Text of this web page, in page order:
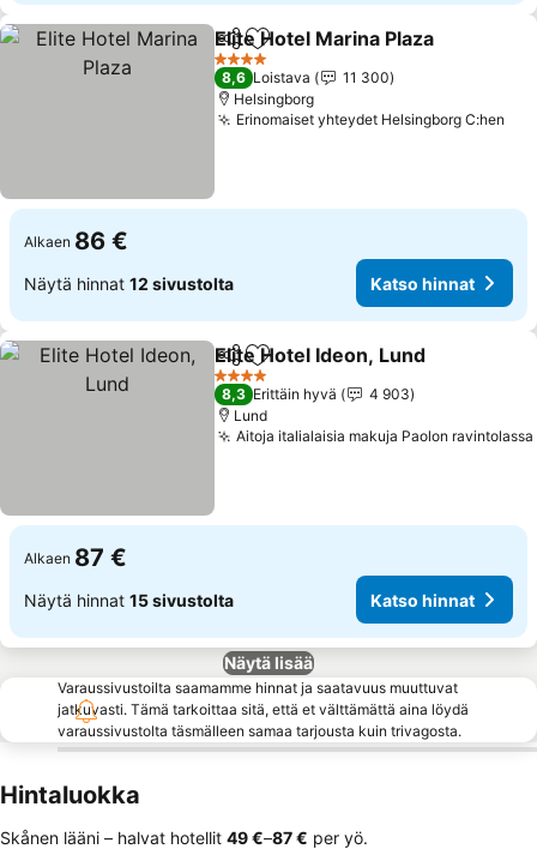
Jaa Lisää suosikkeihin
Elite Hotel Marina Plaza
4 Tähtiluokitus
8,6 Loistava
11 300
Helsingborg
Erinomaiset yhteydet Helsingborg C:hen
Alkaen 86 €
Näytä hinnat 12 sivustolta Katso hinnat
Jaa Lisää suosikkeihin
Elite Hotel Ideon, Lund
4 Tähtiluokitus
8,3 Erittäin hyvä
4 903
Lund
Aitoja italialaisia makuja Paolon ravintolassa
Alkaen 87 €
Näytä hinnat 15 sivustolta Katso hinnat
Näytä lisää
Varaussivustoilta saamamme hinnat ja saatavuus muuttuvat
jatkuvasti. Tämä tarkoittaa sitä, että et välttämättä aina löydä
varaussivustolta täsmälleen samaa tarjousta kuin trivagosta.
Hintaluokka
Skånen lääni – halvat hotellit ‎49 €–‎87 € per yö.